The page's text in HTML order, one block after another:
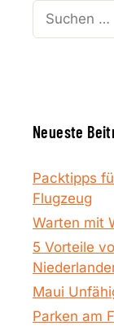
Suchen
nach:
Neueste
Packtipps
Flugzeug
Warten mit
5 Vorteile
Maui
Parken am